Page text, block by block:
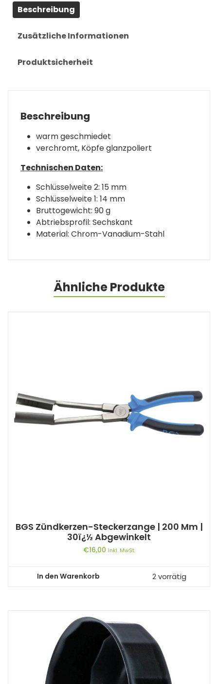
Beschreibung
Zusätzliche Informationen
Produktsicherheit
Beschreibung
warm geschmiedet
verchromt, Köpfe glanzpoliert
Technischen Daten:
Schlüsselweite 2: 15 mm
Schlüsselweite 1: 14 mm
Bruttogewicht: 90 g
Abtriebsprofil: Sechskant
Material: Chrom-Vanadium-Stahl
Ähnliche Produkte
BGS Zündkerzen-Steckerzange | 200 Mm |
30ï¿½ Abgewinkelt
€16,00 inkl. MwSt.
In den Warenkorb 2 vorrätig